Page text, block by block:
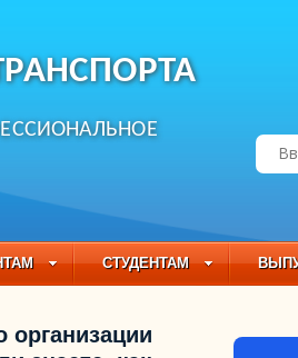
СТУДЕНТАМ
организации